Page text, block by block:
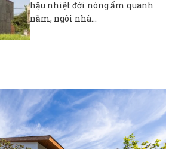
hậu nhiệt đới nóng ẩm quanh
năm, ngôi nhà...